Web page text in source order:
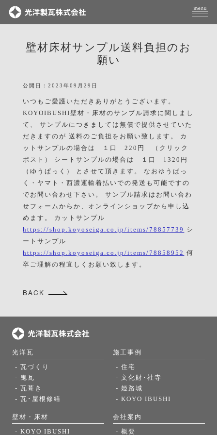
壁材床材サンプル送料負担のお
願い
公開日：2023年09月29日
いつもご愛護いただきありがとうございます。
KOYOIBUSHI壁材・床材のサンプル請求に関しまし
て、 サンプルにつきましては無償で提供させていた
だきますのが 送料のご負担をお願い致します。 カ
ットサンプルの場合は １口 220円 （クリック
ポスト） シートサンプルの場合は １口 1320円
（ゆうぱっく） とさせて頂きます。 なおゆうぱっ
く・ヤマト・西濃運輸着払いでの発送も可能ですの
でお問い合わせ下さい。 サンプル請求はお問い合わ
せフォームからか、オンラインショップから申し込
めます。 カットサンプル
https://shop.koyoseiga.co.jp/items/78857739 シ
ートサンプル
https://shop.koyoseiga.co.jp/items/78858952 何
卒ご理解の程宜しくお願い致します。
BACK
光洋瓦
- 瓦づくり
- 鬼瓦
- 瓦葺き
- 瓦･屋根修繕
壁材・床材
- KOYO IBUSHI
施工事例
- 住宅
- 文化財･社寺
- 姫路城
- KOYO IBUSHI
会社案内
- 概要